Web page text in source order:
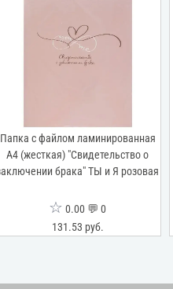
Папка с файлом ламинированная
А4 (жесткая) "Свидетельство о
брака" ТЫ и Я розовая
☆ 0.00 💬 0
131.53 руб.